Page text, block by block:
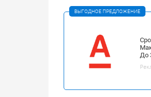
ВЫГОДНОЕ ПРЕДЛОЖЕНИЕ
До